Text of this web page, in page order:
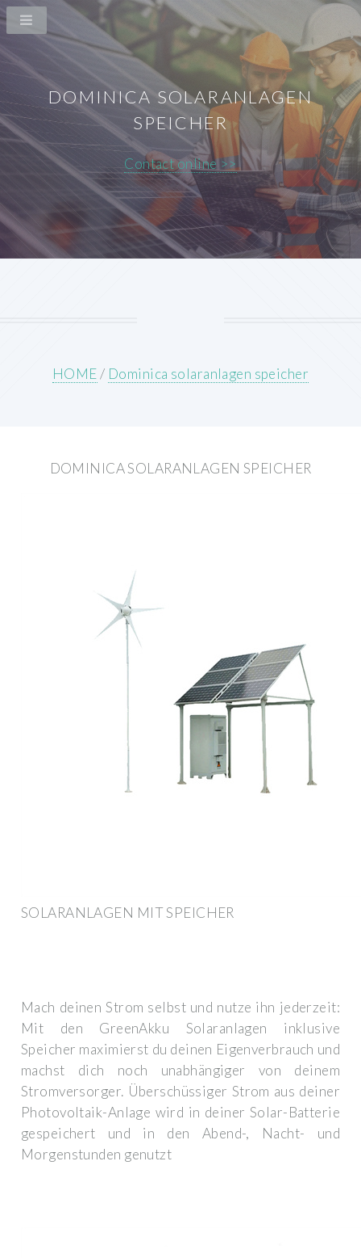
DOMINICA SOLARANLAGEN
SPEICHER
Contact online >>
HOME/ Dominica solaranlagen speicher
DOMINICA SOLARANLAGEN SPEICHER
SOLARANLAGEN MIT SPEICHER
Mach deinen Strom selbst und nutze ihn jederzeit:
Mit den GreenAkku Solaranlagen inklusive
Speicher maximierst du deinen Eigenverbrauch und
machst dich noch unabhängiger von deinem
Stromversorger. Überschüssiger Strom aus deiner
Photovoltaik-Anlage wird in deiner Solar-Batterie
gespeichert und in den Abend-, Nacht- und
Morgenstunden genutzt